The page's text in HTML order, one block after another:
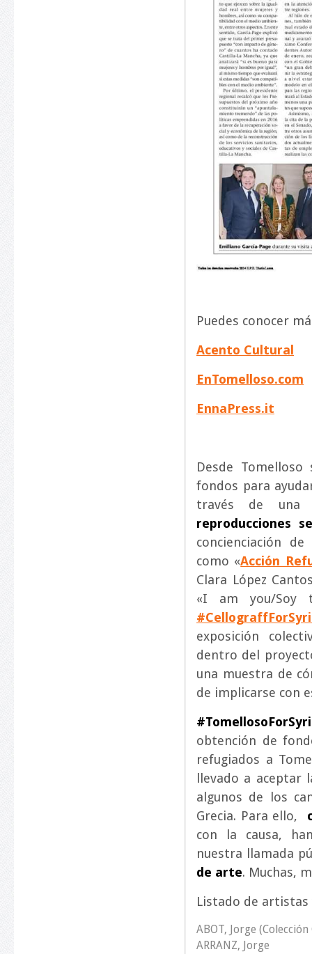
Puedes conocer
Acento Cultural
EnTomelloso.com
EnnaPress.it
Desde
fondos para
través de
reproducciones
concienciación
como «Acción
Clara López
«I am you/Soy
exposición
dentro del
una muestra de
de implicarse con
obtención de
refugiados a
llevado a
algunos de los
Grecia. Para ello,
con la causa,
nuestra llamada
de arte. Muchas,
Listado de
ABOT, Jorge
ARRANZ, Jorge